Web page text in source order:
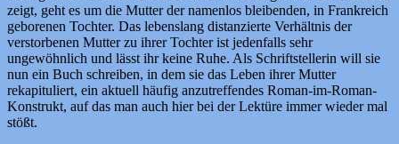
zeigt, geht es um die Mutter der namenlos bleibenden, in Frankreich
geborenen Tochter. Das lebenslang distanzierte Verhältnis der
verstorbenen Mutter zu ihrer Tochter ist jedenfalls sehr
ungewöhnlich und lässt ihr keine Ruhe. Als Schriftstellerin will sie
nun ein Buch schreiben, in dem sie das Leben ihrer Mutter
rekapituliert, ein aktuell häufig anzutreffendes Roman-im-Roman-
Konstrukt, auf das man auch hier bei der Lektüre immer wieder mal
stößt.